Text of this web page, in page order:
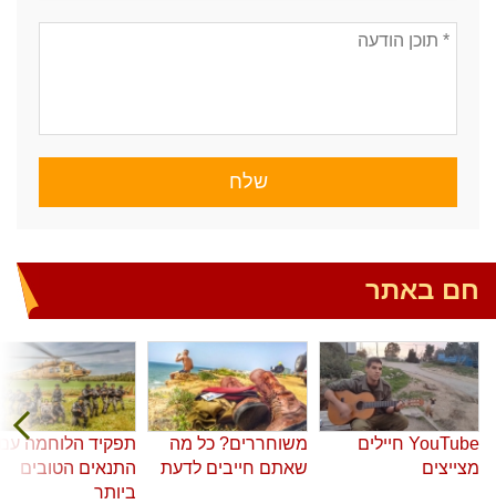
שלח
חם באתר
YouTube חיילים
מצייצים
משוחררים? כל מה
שאתם חייבים לדעת
תפקיד הלוחמה
התנאים הטובים
ביותר